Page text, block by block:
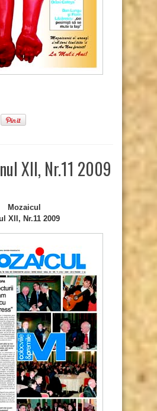
XII, Nr.11 2009
Mozaicul
XII, Nr.11 2009